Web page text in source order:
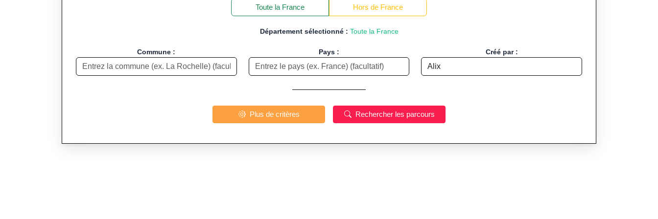
Toute la France Hors de France
Département sélectionné : Toute la France
Commune : Pays : Créé par :
Plus de critères Rechercher les parcours